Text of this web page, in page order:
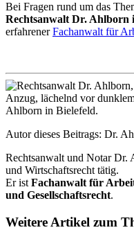
Bei Fragen rund um das
Rechtsanwalt Dr. Ahlborn
erfahrenerFachanwalt für
Autor dieses Beitrags: Dr.
Rechtsanwalt und Notar Dr.
und Wirtschaftsrecht tätig.
Er ist Fachanwalt für
und Gesellschaftsrecht.
Weitere Artikel zum